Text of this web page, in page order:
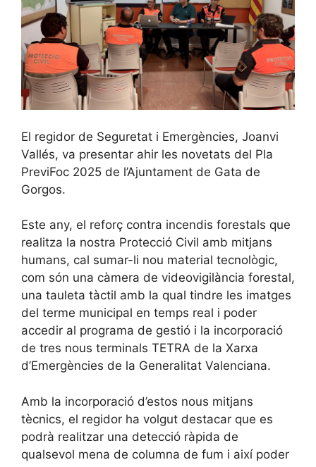
El regidor de Seguretat i Emergències, Joanvi
Vallés, va presentar ahir les novetats del Pla
PreviFoc 2025 de l’Ajuntament de Gata de
Gorgos.
Este any, el reforç contra incendis forestals que
realitza la nostra Protecció Civil amb mitjans
humans, cal sumar-li nou material tecnològic,
com són una càmera de videovigilància forestal,
una tauleta tàctil amb la qual tindre les imatges
del terme municipal en temps real i poder
accedir al programa de gestió i la incorporació
de tres nous terminals TETRA de la Xarxa
d’Emergències de la Generalitat Valenciana.
Amb la incorporació d’estos nous mitjans
tècnics, el regidor ha volgut destacar que es
podrà realitzar una detecció ràpida de
qualsevol mena de columna de fum i així poder